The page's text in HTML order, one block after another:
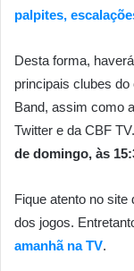
palpites,
Desta forma,
principais clubes
Band, assim como
Twitter e da CBF TV.
de domingo, às
Fique atento no site
dos jogos.
amanhã na TV.